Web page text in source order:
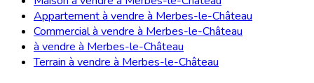
Appartement à vendre à Merbes-le-Château
Commercial à vendre à Merbes-le-Château
à vendre à Merbes-le-Château
Terrain à vendre à Merbes-le-Château